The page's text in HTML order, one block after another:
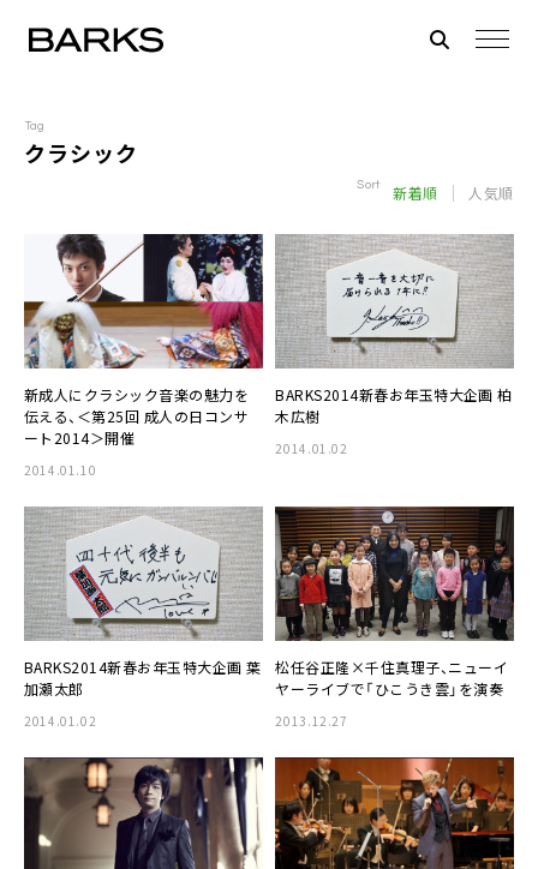
Tag
クラシック
Sort 新着順 人気順
新成人にクラシック音楽の魅力を
伝える、＜第25回 成人の日コンサ
ート2014＞開催
2014.01.10
BARKS2014新春お年玉特大企画柏
木広樹
2014.01.02
BARKS2014新春お年玉特大企画葉
加瀬太郎
2014.01.02
松任谷正隆 ×千住真理子、ニューイ
ヤーライブで「ひこうき雲」を演奏
2013.12.27